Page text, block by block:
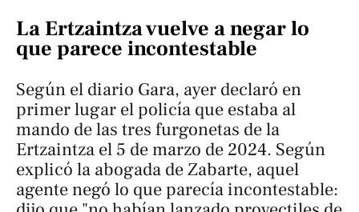
La Ertzaintza vuelve a negar lo
que parece incontestable
Según el diario Gara, ayer declaró en
primer lugar el policía que estaba al
mando de las tres furgonetas de la
Ertzaintza el 5 de marzo de 2024. Según
explicó la abogada de Zabarte, aquel
agente negó lo que parecía incontestable: